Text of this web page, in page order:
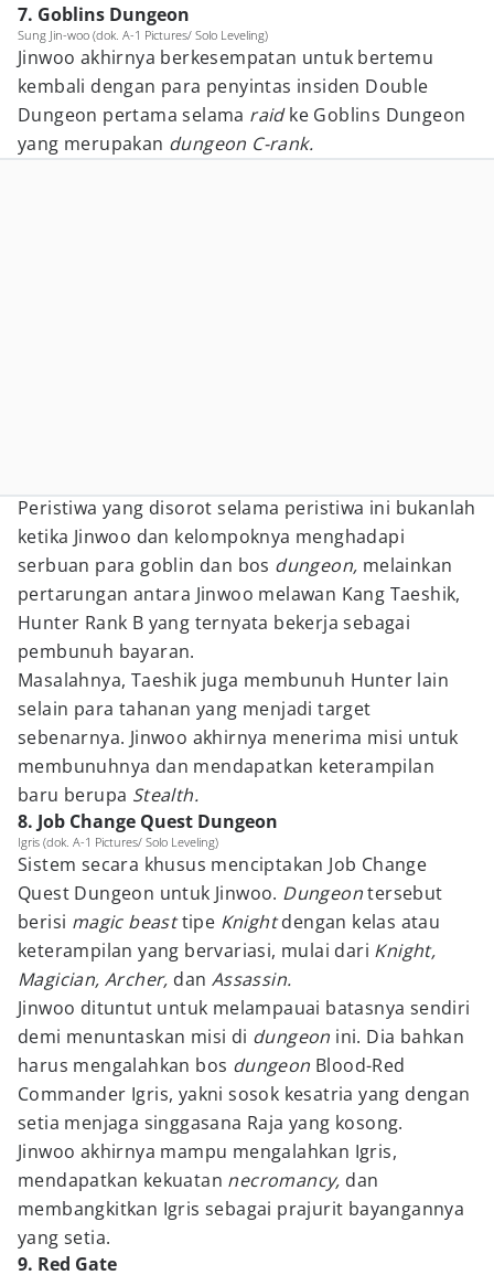
7. Goblins Dungeon
Sung Jin-woo (dok. A-1 Pictures/ Solo Leveling)
Jinwoo akhirnya berkesempatan untuk bertemu
kembali dengan para penyintas insiden Double
Dungeon pertama selama raidke Goblins Dungeon
yang merupakan dungeon C-rank.
Peristiwa yang disorot selama peristiwa ini bukanlah
ketika Jinwoo dan kelompoknya menghadapi
serbuan para goblin dan bos dungeon, melainkan
pertarungan antara Jinwoo melawan Kang Taeshik,
Hunter Rank B yang ternyata bekerja sebagai
pembunuh bayaran.
Masalahnya, Taeshik juga membunuh Hunter lain
selain para tahanan yang menjadi target
sebenarnya. Jinwoo akhirnya menerima misi untuk
membunuhnya dan mendapatkan keterampilan
baru berupa Stealth.
8. Job Change Quest Dungeon
Igris (dok. A-1 Pictures/ Solo Leveling)
Sistem secara khusus menciptakan Job Change
Quest Dungeon untuk Jinwoo. Dungeontersebut
berisi magic beasttipe Knightdengan kelas atau
keterampilan yang bervariasi, mulai dari Knight,
Magician, Archer, dan Assassin.
Jinwoo dituntut untuk melampauai batasnya sendiri
demi menuntaskan misi di dungeon ini. Dia bahkan
harus mengalahkan bos dungeon Blood-Red
Commander Igris, yakni sosok kesatria yang dengan
setia menjaga singgasana Raja yang kosong.
Jinwoo akhirnya mampu mengalahkan Igris,
mendapatkan kekuatan necromancy, dan
membangkitkan Igris sebagai prajurit bayangannya
yang setia.
9. Red Gate